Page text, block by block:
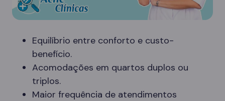
Equilíbrio entre conforto e custo-
benefício.
Acomodações em quartos duplos ou
triplos.
Maior frequência de atendimentos